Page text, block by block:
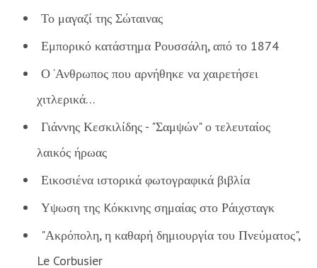
Το μαγαζί της Σώταινας
Εμπορικό κατάστημα Ρουσσάλη, από το 1874
Ο ‘Ανθρωπος που αρνήθηκε να χαιρετήσει
χιτλερικά…
Γιάννης Κεσκιλίδης - "Σαμψών" ο τελευταίος
λαικός ήρωας
Εικοσιένα ιστορικά φωτογραφικά βιβλία
Υψωση της Kόκκινης σημαίας στο Ράιχσταγκ
"Ακρόπολη, η καθαρή δημιουργία του Πνεύματος",
Le Corbusier